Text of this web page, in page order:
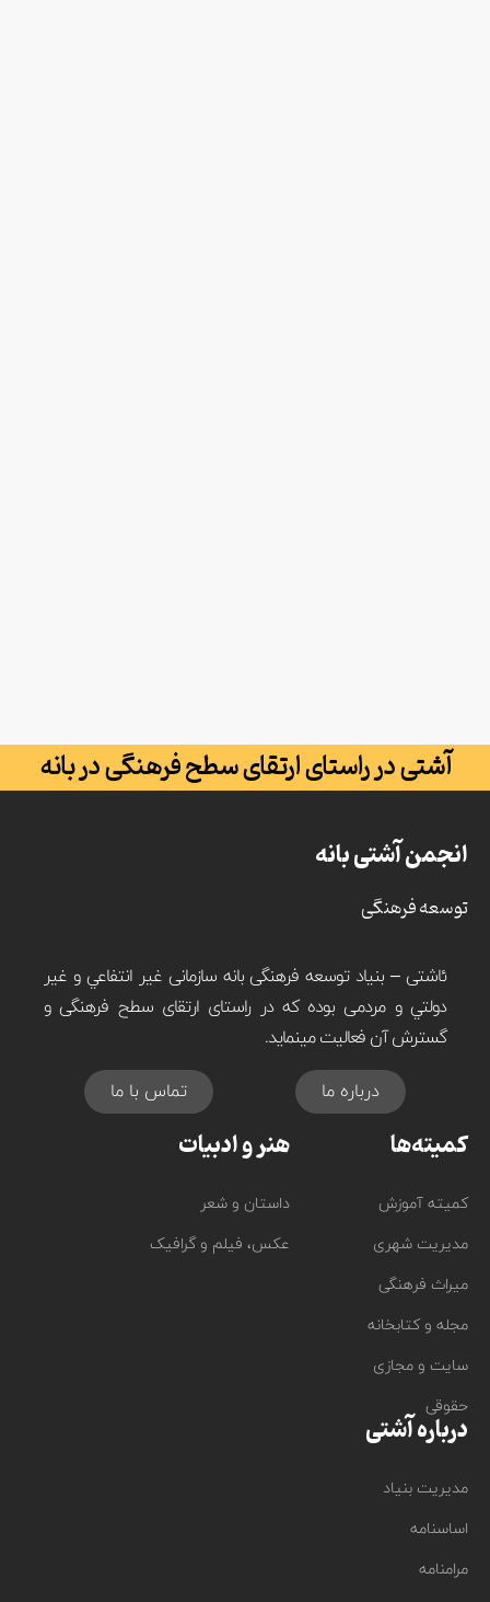
آشتی در راستای ارتقای سطح فرهنگی در بانه
انجمن آشتی بانه
توسعه فرهنگی
ئاشتی – بنیاد توسعه فرهنگی بانه سازمانی غير انتفاعي و غير
دولتي و مردمی بوده که در راستای ارتقای سطح فرهنگی و
گسترش آن فعالیت مینماید.
درباره ما تماس با ما
کمیته‌ها
کمیته آموزش
مدیریت شهری
میراث فرهنگی
مجله و کتابخانه
سایت و مجازی
حقوقی
هنر و ادبیات
داستان و شعر
عکس، فیلم و گرافیک
درباره آشتی
مدیریت بنیاد
اساسنامه
مرامنامه